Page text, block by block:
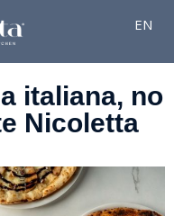
EN
italiana, no
Nicoletta